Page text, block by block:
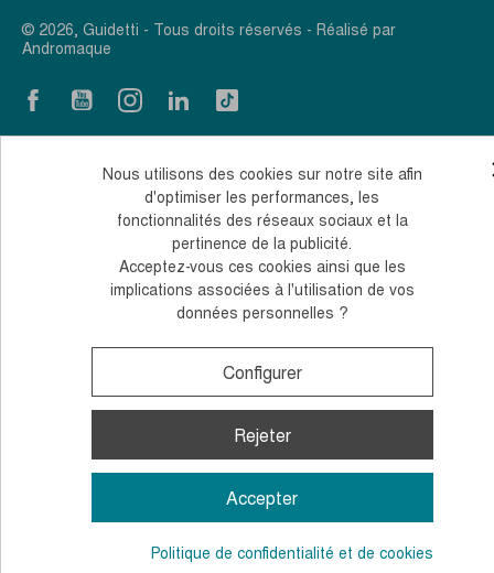
© 2026, Guidetti - Tous droits réservés - Réalisé par
Andromaque
Nous utilisons des cookies sur notre site afin
d'optimiser les performances, les
fonctionnalités des réseaux sociaux et la
pertinence de la publicité.
Acceptez-vous ces cookies ainsi que les
implications associées à l'utilisation de vos
données personnelles ?
Configurer
Rejeter
Accepter
Politique de confidentialité et de cookies